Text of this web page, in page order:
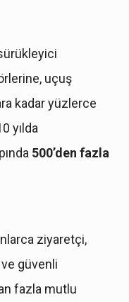
uçuş
kadar yüzlerce
yılda
500’den fazla
ziyaretçi,
güvenli
fazla mutlu